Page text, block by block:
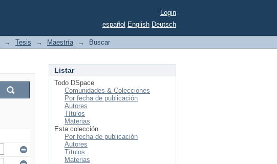
Login
español English Deutsch
→ Tesis → Maestría → Buscar
Listar
Todo DSpace
Comunidades & Colecciones
Por fecha de publicación
Autores
Títulos
Materias
Esta colección
Por fecha de publicación
Autores
Títulos
Materias